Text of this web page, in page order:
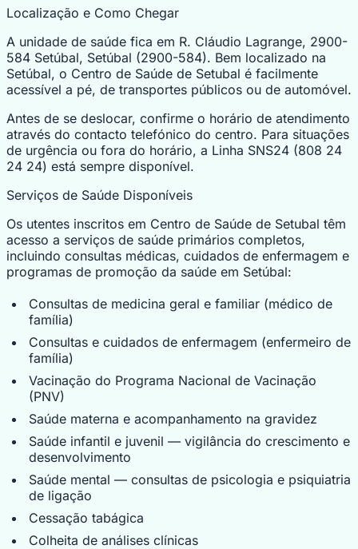
Localização e Como Chegar
A unidade de saúde fica em R. Cláudio Lagrange, 2900-
584 Setúbal, Setúbal (2900-584). Bem localizado na
Setúbal, o Centro de Saúde de Setubal é facilmente
acessível a pé, de transportes públicos ou de automóvel.
Antes de se deslocar, confirme o horário de atendimento
através do contacto telefónico do centro. Para situações
de urgência ou fora do horário, a Linha SNS24 (808 24
24 24) está sempre disponível.
Serviços de Saúde Disponíveis
Os utentes inscritos em Centro de Saúde de Setubal têm
acesso a serviços de saúde primários completos,
incluindo consultas médicas, cuidados de enfermagem e
programas de promoção da saúde em Setúbal:
Consultas de medicina geral e familiar (médico de
família)
Consultas e cuidados de enfermagem (enfermeiro de
família)
Vacinação do Programa Nacional de Vacinação
(PNV)
Saúde materna e acompanhamento na gravidez
Saúde infantil e juvenil — vigilância do crescimento e
desenvolvimento
Saúde mental — consultas de psicologia e psiquiatria
de ligação
Cessação tabágica
Colheita de análises clínicas